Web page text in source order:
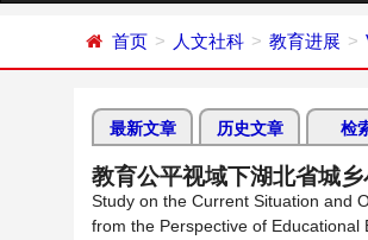
首页 人文社科 教育进展
最新文章 历史文章 检
教育公平视域下湖北省城
Study on the Current Situation and
from the Perspective of Educational